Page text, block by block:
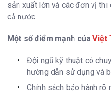
sản xuất lớn và các đơn vị thi
cả nước.
Một số điểm mạnh củaViệt
Đội ngũ kỹ thuật có
hướng dẫn sử dụng và
Chính sách bảo hành rõ